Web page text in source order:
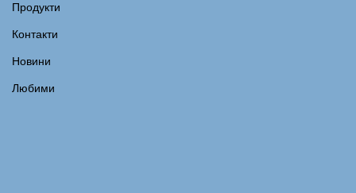
Продукти
Контакти
Новини
Любими